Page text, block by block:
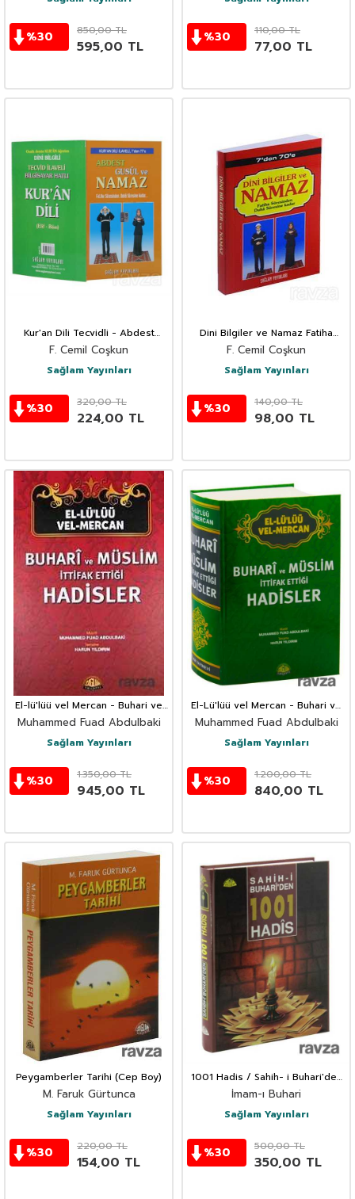
%30 850,00TL
595,00 TL
%30 110,00TL
77,00 TL
Kur'an Dili Tecvidli - Abdest
Güsul Namaz (Çevirmeli Tek
Kitap, Kod 15)
F. Cemil Coşkun
Sağlam Yayınları
%30 320,00TL
224,00 TL
Dini Bilgiler ve Namaz Fatiha
Suresinden Duha Suresine Kadar
(Kod: 002)
F. Cemil Coşkun
Sağlam Yayınları
%30 140,00TL
98,00 TL
El-lü'lüü vel Mercan - Buhari ve
Müslim İttifak Ettiği Hadisler
(Şamuha - Ciltli)
Muhammed Fuad Abdulbaki
Sağlam Yayınları
%30 1.350,00TL
945,00 TL
El-Lü'lüü vel Mercan - Buhari ve
Müslim İttifak Ettiği Hadisler (İthal)
Muhammed Fuad Abdulbaki
Sağlam Yayınları
%30 1.200,00TL
840,00 TL
Peygamberler Tarihi (Cep Boy)
M. Faruk Gürtunca
Sağlam Yayınları
%30 220,00TL
154,00 TL
1001 Hadis / Sahih- i Buhari'den
(Ciltli)
İmam-ı Buhari
Sağlam Yayınları
%30 500,00TL
350,00 TL